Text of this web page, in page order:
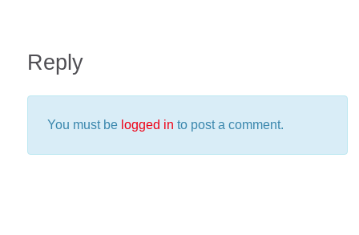
Reply
You must be logged in to post a comment.